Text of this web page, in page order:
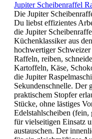
Jupiter Scheibenraffel
Die Jupiter
Du liebst effizientes
die Jupiter
Küchenklassiker aus
hochwertiger
Raffeln, reiben,
Kartoffeln, Käse,
die Jupiter
Sekundenschnelle. Der
praktischem Stopfer
Stücke, ohne lästiges
Edelstahlscheiben (fein,
für vielseitigen Einsatz
austauschen. Der